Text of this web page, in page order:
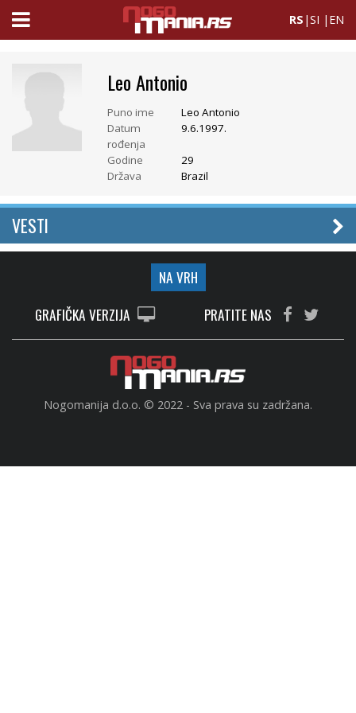
RS |SI | EN
Leo Antonio
Puno ime
Leo Antonio
Datum
rođenja
9.6.1997.
Godine
29
Država
Brazil
VESTI
NA VRH
GRAFIČKA VERZIJA
PRATITE NAS
Nogomanija d.o.o. © 2022 - Sva prava su zadržana.